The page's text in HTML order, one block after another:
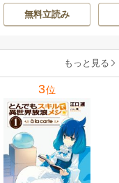
6年 vol.1063 1巻
おおつきちずる
レベッカ･ヨーク
ーディ/海野みつる
サラ･ウッド/流
水凛子
無料立読み
ザ
もっと見る
3位